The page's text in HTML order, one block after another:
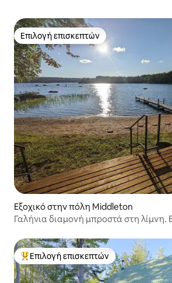
Επιλογή επισκεπτών
Επιλογή επισκεπτών
Εξοχικό στην πόλη Middleton
Γαλήνια διαμονή μπροστά στη λίμνη.
Κορυφαία επιλογή επισκεπτών
Επιλογή επισκεπτών